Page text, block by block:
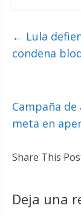
← Lula
condena
Campaña
meta en
Share This
Deja una